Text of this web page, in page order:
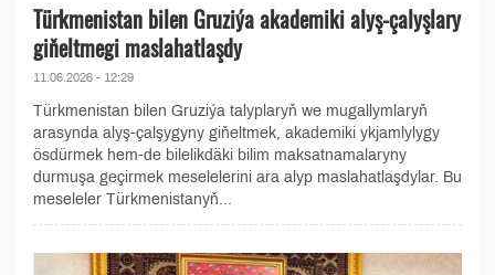
Türkmenistan bilen Gruziýa akademiki alyş-çalyşlary
giňeltmegi maslahatlaşdy
11.06.2026 - 12:29
Türkmenistan bilen Gruziýa talyplaryň we mugallymlaryň
arasynda alyş-çalşygyny giňeltmek, akademiki ykjamlylygy
ösdürmek hem-de bilelikdäki bilim maksatnamalaryny
durmuşa geçirmek meselelerini ara alyp maslahatlaşdylar. Bu
meseleler Türkmenistanyň...